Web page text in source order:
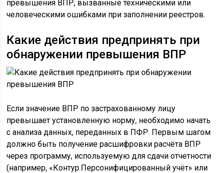
превышения ВПР, вызванные техническими или
человеческими ошибками при заполнении реестров.
Какие действия предпринять при
обнаружении превышения ВПР
Если значение ВПР по застрахованному лицу
превышает установленную норму, необходимо начать
с анализа данных, переданных в ПФР. Первым шагом
должно быть получение расшифровки расчёта ВПР
через программу, используемую для сдачи отчетности
(например, «Контур.Персонифицированный учёт» или